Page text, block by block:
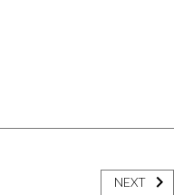
NEXT